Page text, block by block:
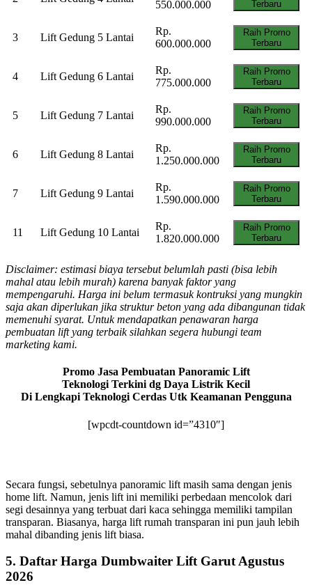
550.000.000
Terbaru
3 Lift Gedung 5 Lantai
Rp.
600.000.000
Raih Promo
Terbaru
4 Lift Gedung 6 Lantai
Rp.
775.000.000
Raih Promo
Terbaru
5 Lift Gedung 7 Lantai
Rp.
990.000.000
Raih Promo
Terbaru
6 Lift Gedung 8 Lantai
Rp.
1.250.000.000
Raih Promo
Terbaru
7 Lift Gedung 9 Lantai
Rp.
1.590.000.000
Raih Promo
Terbaru
11 Lift Gedung 10 Lantai
Rp.
1.820.000.000
Raih Promo
Terbaru
Disclaimer: estimasi biaya tersebut belumlah pasti (bisa lebih
mahal atau lebih murah) karena banyak faktor yang
mempengaruhi. Harga ini belum termasuk kontruksi yang mungkin
saja akan diperlukan jika struktur beton yang ada dibangunan tidak
memenuhi syarat. Untuk mendapatkan penawaran harga
pembuatan lift yang terbaik silahkan segera hubungi team
marketing kami.
Promo Jasa Pembuatan Panoramic Lift
Teknologi Terkini dg Daya Listrik Kecil
Di Lengkapi Teknologi Cerdas Utk Keamanan Pengguna
[wpcdt-countdown id=”4310″]
Secara fungsi, sebetulnya panoramic lift masih sama dengan jenis
home lift. Namun, jenis lift ini memiliki perbedaan mencolok dari
segi desainnya yang terbuat dari kaca sehingga memiliki tampilan
transparan. Biasanya, harga lift rumah transparan ini pun jauh lebih
mahal dibanding jenis lift biasa.
5. Daftar Harga Dumbwaiter Lift Garut Agustus
2026